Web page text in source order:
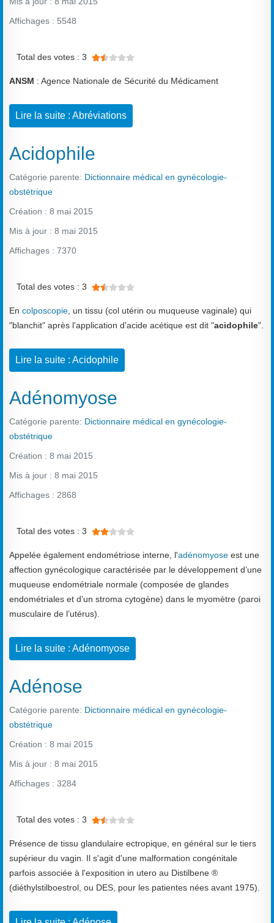
Affichages : 5548
Total des votes : 3
ANSM : Agence Nationale de Sécurité du Médicament
Lire la suite : Abréviations
Acidophile
Catégorie parente: Dictionnaire médical en gynécologie-
obstétrique
Création : 8 mai 2015
Mis à jour : 8 mai 2015
Affichages : 7370
Total des votes : 3
En colposcopie , un tissu (col utérin ou muqueuse vaginale) qui
"blanchit" après l'application d'acide acétique est dit "acidophile".
Lire la suite : Acidophile
Adénomyose
Catégorie parente: Dictionnaire médical en gynécologie-
obstétrique
Création : 8 mai 2015
Mis à jour : 8 mai 2015
Affichages : 2868
Total des votes : 3
Appelée également endométriose interne, l'adénomyose est une
affection gynécologique caractérisée par le développement d’une
muqueuse endométriale normale (composée de glandes
endométriales et d’un stroma cytogène) dans le myomètre (paroi
musculaire de l’utérus).
Lire la suite : Adénomyose
Adénose
Catégorie parente: Dictionnaire médical en gynécologie-
obstétrique
Création : 8 mai 2015
Mis à jour : 8 mai 2015
Affichages : 3284
Total des votes : 3
Présence de tissu glandulaire ectropique, en général sur le tiers
supérieur du vagin. Il s'agit d'une malformation congénitale
parfois associée à l'exposition in utero au Distilbene ®
(diéthylstilboestrol, ou DES, pour les patientes nées avant 1975).